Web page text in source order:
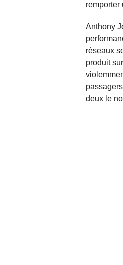
remporter
Anthony
réseaux
produit
deux le